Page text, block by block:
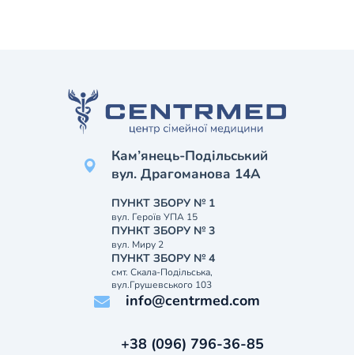
Кам’янець-Подільський
вул. Драгоманова 14А
ПУНКТ ЗБОРУ № 1
вул. Героїв УПА 15
ПУНКТ ЗБОРУ № 3
вул. Миру 2
ПУНКТ ЗБОРУ № 4
смт. Скала-Подільська,
вул.Грушевського 103
info@centrmed.com
+38 (096) 796-36-85